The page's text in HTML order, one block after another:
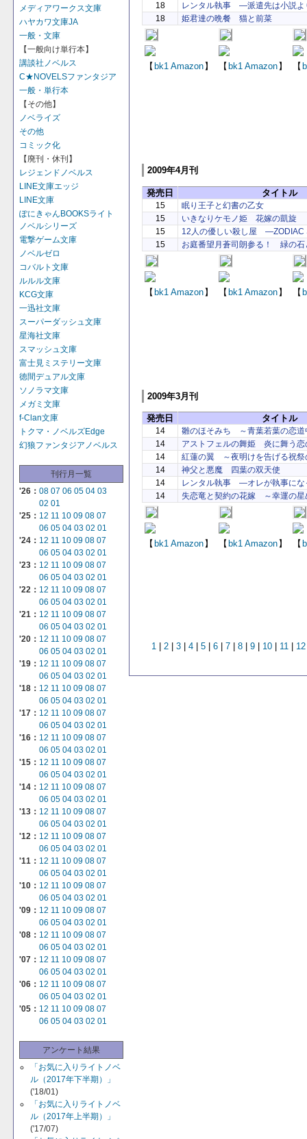
メディアワークス文庫
ハヤカワ文庫JA
一般・文庫
【一般向け単行本】
講談社ノベルス
C★NOVELSファンタジア
一般・単行本
【その他】
ノベライズ
その他
コミック化
【廃刊・休刊】
レジェンドノベルス
LINE文庫エッジ
LINE文庫
ぽにきゃんBOOKSライト
ノベルシリーズ
電撃ゲーム文庫
ノベルゼロ
コバルト文庫
ルルル文庫
KCG文庫
一迅社文庫
スーパーダッシュ文庫
星海社文庫
スマッシュ文庫
富士見ミステリー文庫
徳間デュアル文庫
ソノラマ文庫
メガミ文庫
f-Clan文庫
トクマ・ノベルズEdge
幻狼ファンタジアノベルス
刊行月一覧
'26： 08 07 06 05 04 03
02 01
'25： 12 11 10 09 08 07
06 05 04 03 02 01
'24： 12 11 10 09 08 07
06 05 04 03 02 01
'23： 12 11 10 09 08 07
06 05 04 03 02 01
'22： 12 11 10 09 08 07
06 05 04 03 02 01
'21： 12 11 10 09 08 07
06 05 04 03 02 01
'20： 12 11 10 09 08 07
06 05 04 03 02 01
'19： 12 11 10 09 08 07
06 05 04 03 02 01
'18： 12 11 10 09 08 07
06 05 04 03 02 01
'17： 12 11 10 09 08 07
06 05 04 03 02 01
'16： 12 11 10 09 08 07
06 05 04 03 02 01
'15： 12 11 10 09 08 07
06 05 04 03 02 01
'14： 12 11 10 09 08 07
06 05 04 03 02 01
'13： 12 11 10 09 08 07
06 05 04 03 02 01
'12： 12 11 10 09 08 07
06 05 04 03 02 01
'11： 12 11 10 09 08 07
06 05 04 03 02 01
'10： 12 11 10 09 08 07
06 05 04 03 02 01
'09： 12 11 10 09 08 07
06 05 04 03 02 01
'08： 12 11 10 09 08 07
06 05 04 03 02 01
'07： 12 11 10 09 08 07
06 05 04 03 02 01
'06： 12 11 10 09 08 07
06 05 04 03 02 01
'05： 12 11 10 09 08 07
06 05 04 03 02 01
アンケート結果
「お気に入りライトノベ
ル（2017年下半期）」
('18/01)
「お気に入りライトノベ
ル（2017年上半期）」
('17/07)
18
レンタル執事 ―派遣先は小説
18
姫君達の晩餐 猫と前菜
【 bk1 Amazon 】 【 bk1 Amazon 】 【
2009年4月刊
発売日 タイトル
15
眠り王子と幻書の乙女
15
いきなりケモノ姫 花嫁の凱旋
15
12人の優しい殺し屋 ―ZODIAC
15
お庭番望月蒼司朗参る！ 緑の石
【bk1 Amazon】 【bk1 Amazon】 【
2009年3月刊
発売日 タイトル
14
雛のほそみち ～青葉若葉の恋道
14
アストフェルの舞姫 炎に舞う恋
14
紅蓮の翼 ～夜明けを告げる祝祭
14
神父と悪魔 四葉の双天使
14
レンタル執事 ―オレが執事に
14
失恋竜と契約の花嫁 ～幸運の星
【 bk1 Amazon 】 【 bk1 Amazon 】 【
1 2| 3| 4| 5| 6| 7| 8| 9| 10| 11 12